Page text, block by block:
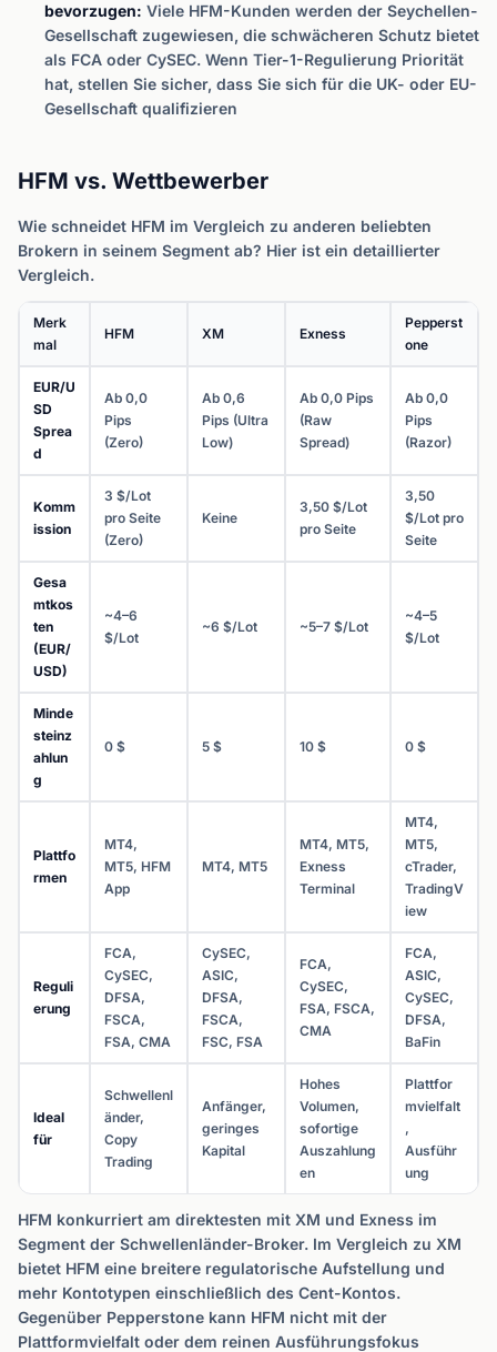
bevorzugen: Viele HFM-Kunden werden der Seychellen-
Gesellschaft zugewiesen, die schwächeren Schutz bietet
als FCA oder CySEC. Wenn Tier-1-Regulierung Priorität
hat, stellen Sie sicher, dass Sie sich für die UK- oder EU-
Gesellschaft qualifizieren
HFM vs. Wettbewerber
Wie schneidet HFM im Vergleich zu anderen beliebten
Brokern in seinem Segment ab? Hier ist ein detaillierter
Vergleich.
Merk
mal
HFM XM Exness
Pepperst
one
EUR/U
SD
Sprea
d
Ab 0,0
Pips
(Zero)
Ab 0,6
Pips (Ultra
Low)
Ab 0,0 Pips
(Raw
Spread)
Ab 0,0
Pips
(Razor)
Komm
ission
3 $/Lot
pro Seite
(Zero)
Keine
3,50 $/Lot
pro Seite
3,50
$/Lot pro
Seite
Gesa
mtkos
ten
(EUR/
USD)
~4–6
$/Lot
~6 $/Lot ~5–7 $/Lot
~4–5
$/Lot
Minde
steinz
ahlun
g
0 $ 5 $ 10 $ 0 $
Plattfo
rmen
MT4,
MT5, HFM
App
MT4, MT5
MT4, MT5,
Exness
Terminal
MT4,
MT5,
cTrader,
TradingV
iew
Reguli
erung
FCA,
CySEC,
DFSA,
FSCA,
FSA, CMA
CySEC,
ASIC,
DFSA,
FSCA,
FSC, FSA
FCA,
CySEC,
FSA, FSCA,
CMA
FCA,
ASIC,
CySEC,
DFSA,
BaFin
Ideal
für
Schwellenl
änder,
Copy
Trading
Anfänger,
geringes
Kapital
Hohes
Volumen,
sofortige
Auszahlung
en
Plattfor
mvielfalt
,
Ausführ
ung
HFM konkurriert am direktesten mit XM und Exness im
Segment der Schwellenländer-Broker. Im Vergleich zu XM
bietet HFM eine breitere regulatorische Aufstellung und
mehr Kontotypen einschließlich des Cent-Kontos.
Gegenüber Pepperstone kann HFM nicht mit der
Plattformvielfalt oder dem reinen Ausführungsfokus